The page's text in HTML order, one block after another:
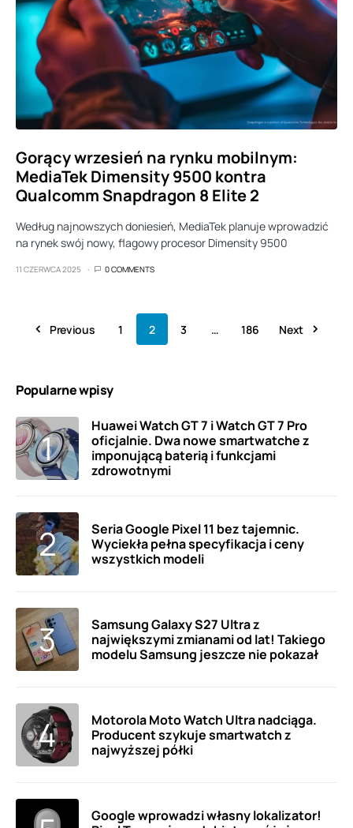
Gorący wrzesień na rynku mobilnym:
MediaTek Dimensity 9500 kontra
Qualcomm Snapdragon 8 Elite 2
Według najnowszych doniesień, MediaTek planuje wprowadzić
na rynek swój nowy, flagowy procesor Dimensity 9500
11 CZERWCA 2025 0 COMMENTS
Previous 1 2 3 … 186 Next
Popularne wpisy
Huawei Watch GT 7 i Watch GT 7 Pro
oficjalnie. Dwa nowe smartwatche z
imponującą baterią i funkcjami
zdrowotnymi
Seria Google Pixel 11 bez tajemnic.
Wyciekła pełna specyfikacja i ceny
wszystkich modeli
Samsung Galaxy S27 Ultra z
największymi zmianami od lat! Takiego
modelu Samsung jeszcze nie pokazał
Motorola Moto Watch Ultra nadciąga.
Producent szykuje smartwatch z
najwyższej półki
Google wprowadzi własny lokalizator!